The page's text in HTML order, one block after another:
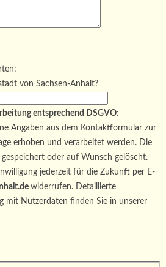
von Sachsen-Anhalt?
entsprechend DSGVO:
Angaben aus dem Kontaktformular zur
erhoben und verarbeitet werden. Die
oder auf Wunsch gelöscht.
jederzeit für die Zukunft per E-
widerrufen. Detaillierte
mit Nutzerdaten finden Sie in unserer